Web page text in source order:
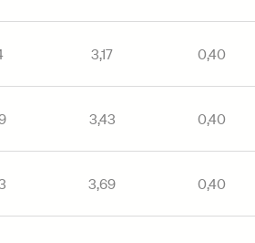
3,17 0,40
3,43 0,40
3,69 0,40